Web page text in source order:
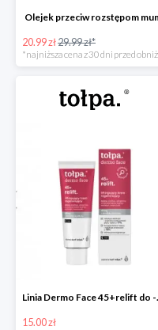
Olejek przeciw rozstępom
20.99 zł29.99 zł*
Linia
15.00 zł